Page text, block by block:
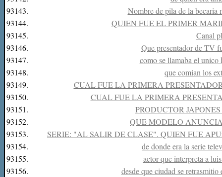
93143.
Nombre de pila de la becaria
93144.
QUIEN FUE EL PRIMER
93145.
Canal
93146.
Que presentador de TV
93147.
como se llamaba el
93148.
que comian los
93149.
CUAL FUE LA PRIMERA
93150.
CUAL FUE LA PRIMERA
93151.
PRODUCTOR
93152.
QUE MODELO
93153.
SERIE: "AL SALIR DE CLASE". QUIEN FUE
93154.
de donde era la serie
93155.
actor que interpreta a
93156.
desde que ciudad se